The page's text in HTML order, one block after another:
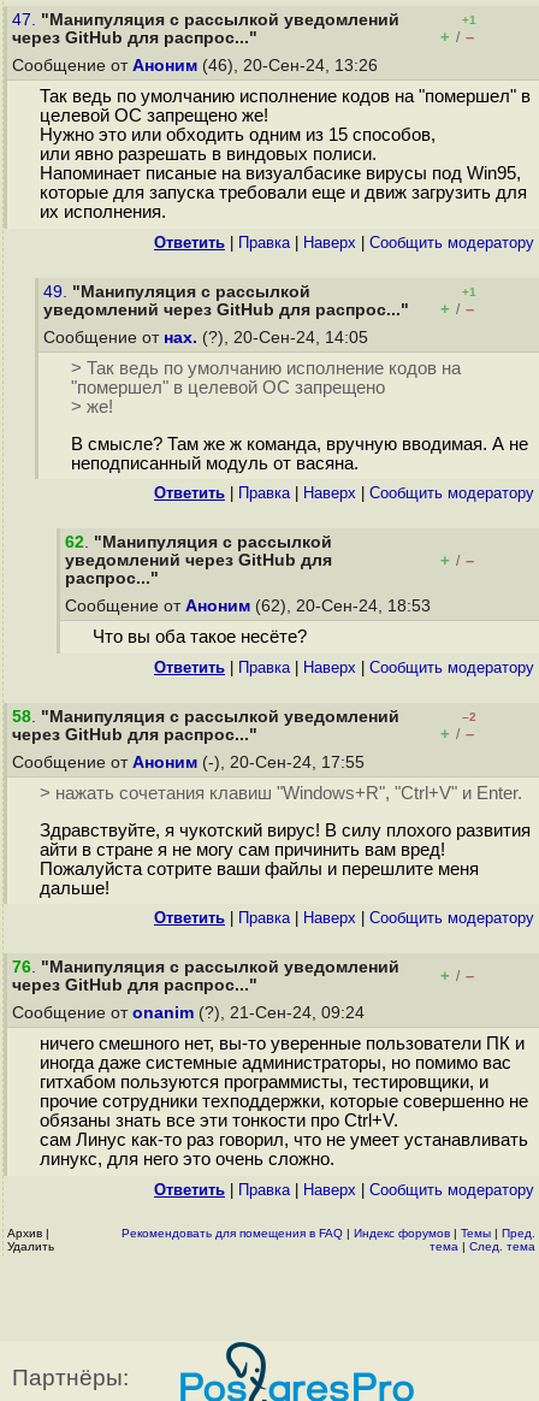
47. "Манипуляция с рассылкой уведомлений
через GitHub для распрос..."
+1
+ / –
Сообщение от Аноним (46), 20-Сен-24, 13:26
Так ведь по умолчанию исполнение кодов на "помершел" в
целевой ОС запрещено же!
Нужно это или обходить одним из 15 способов,
или явно разрешать в виндовых полиси.
Напоминает писаные на визуалбасике вирусы под Win95,
которые для запуска требовали еще и движ загрузить для
их исполнения.
Ответить Правка| Наверх Cообщить модератору
49. "Манипуляция с рассылкой
уведомлений через GitHub для распрос..."
+1
+ / –
Сообщение от нах. (?), 20-Сен-24, 14:05
> Так ведь по умолчанию исполнение кодов на
"помершел" в целевой ОС запрещено
> же!
В смысле? Там же ж команда, вручную вводимая. А не
неподписанный модуль от васяна.
Ответить Правка| Наверх Cообщить модератору
62. "Манипуляция с рассылкой
уведомлений через GitHub для
распрос..."
+ / –
Сообщение от Аноним (62), 20-Сен-24, 18:53
Что вы оба такое несёте?
Ответить Правка| Наверх Cообщить модератору
58. "Манипуляция с рассылкой уведомлений
через GitHub для распрос..."
–2
+ / –
Сообщение от Аноним (-), 20-Сен-24, 17:55
> нажать сочетания клавиш "Windows+R", "Ctrl+V" и Enter.
Здравствуйте, я чукотский вирус! В силу плохого развития
айти в стране я не могу сам причинить вам вред!
Пожалуйста сотрите ваши файлы и перешлите меня
дальше!
Ответить Правка| Наверх Cообщить модератору
76. "Манипуляция с рассылкой уведомлений
через GitHub для распрос..."
+ / –
Сообщение от onanim (?), 21-Сен-24, 09:24
ничего смешного нет, вы-то уверенные пользователи ПК и
иногда даже системные администраторы, но помимо вас
гитхабом пользуются программисты, тестировщики, и
прочие сотрудники техподдержки, которые совершенно не
обязаны знать все эти тонкости про Ctrl+V.
сам Линус как-то раз говорил, что не умеет устанавливать
линукс, для него это очень сложно.
Ответить Правка| Наверх Cообщить модератору
Архив |
Удалить
Рекомендовать для помещения в FAQ | Индекс форумов | Темы | Пред.
тема | След. тема
Партнёры: